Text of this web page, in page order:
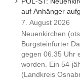
auf Anhänger
7. August 2026
Neuenkirchen
Burgsteinfurter
gegen 06.35 Uhr
worden. Ein 54-
(Landkreis